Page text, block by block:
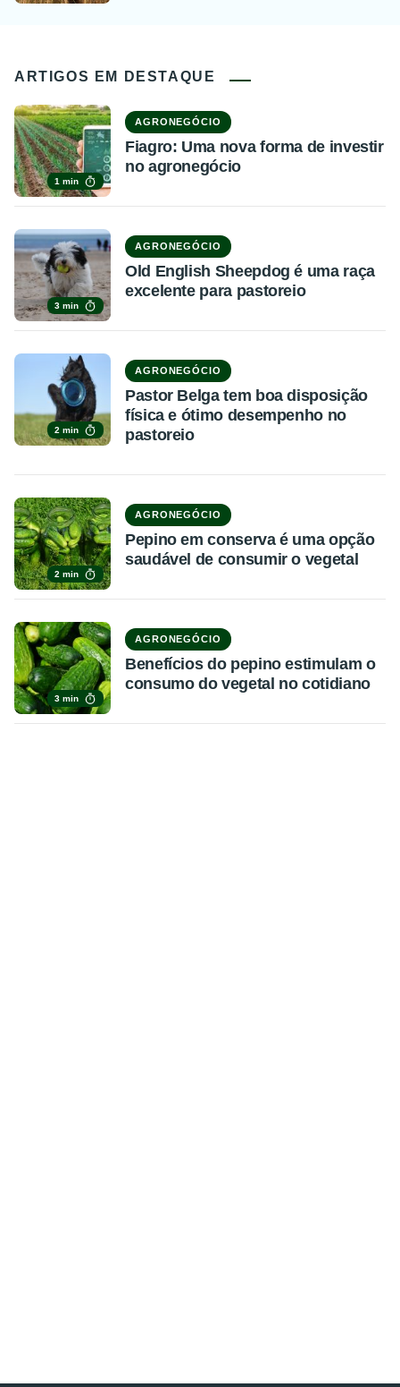
ARTIGOS EM DESTAQUE
1 min
AGRONEGÓCIO
Fiagro: Uma nova forma de investir
no agronegócio
3 min
AGRONEGÓCIO
Old English Sheepdog é uma raça
excelente para pastoreio
2 min
AGRONEGÓCIO
Pastor Belga tem boa disposição
física e ótimo desempenho no
pastoreio
2 min
AGRONEGÓCIO
Pepino em conserva é uma opção
saudável de consumir o vegetal
3 min
AGRONEGÓCIO
Benefícios do pepino estimulam o
consumo do vegetal no cotidiano